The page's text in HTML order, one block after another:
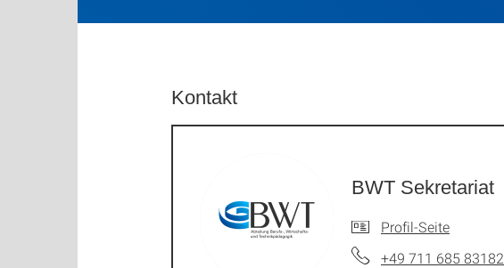
Kontakt
BWT Sekretariat
Profil-Seite
+49 711 685 83182